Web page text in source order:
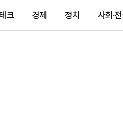
크 경제 정치 사회·